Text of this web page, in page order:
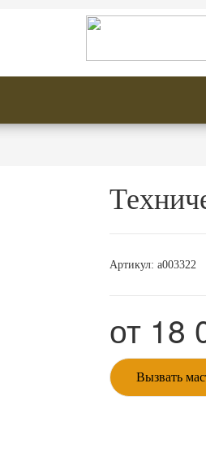
Артикул: a003322
от 18
Вызвать